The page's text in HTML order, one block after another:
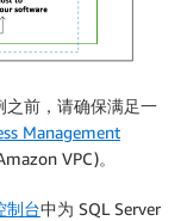
之前，请确保满足一
Management
VPC)。
制台中为 SQL Server